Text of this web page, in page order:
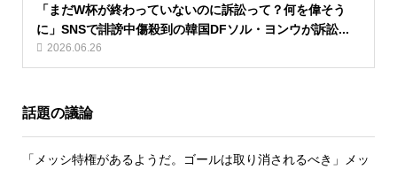
「まだW杯が終わっていないのに訴訟って？何を偉そう
に」SNSで誹謗中傷殺到の韓国DFソル・ヨンウが訴訟...
2026.06.26
話題の議論
「メッシ特権があるようだ。ゴールは取り消されるべき」メッ